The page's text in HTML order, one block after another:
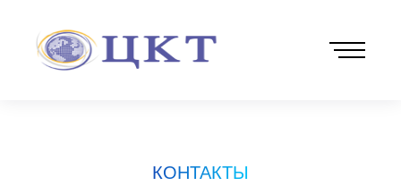
КОНТАКТЫ